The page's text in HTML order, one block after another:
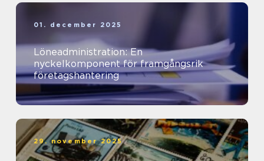
01. december 2025
Löneadministration: En
nyckelkomponent för framgångsrik
företagshantering
29. november 2025